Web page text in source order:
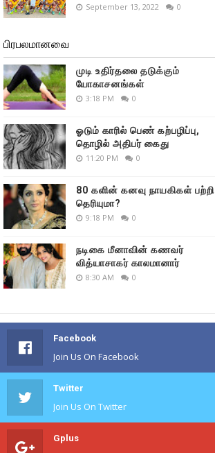
September 13, 2022 0
பிரபலமானவை
முடி உதிர்தலை தடுக்கும்
யோகாசனங்கள்
3:18 PM 0
ஓடும் காரில் பெண் கற்பழிப்பு,
தொழில் அதிபர் கைது
11:20 PM 0
80 களின் கனவு நாயகிகள் பற்றி
தெரியுமா?
9:18 PM 0
நடிகை மீனாவின் கணவர்
வித்யாசாகர் காலமானார்
8:30 AM 0
Facebook
Join Us On Facebook
Twitter
Join Us On Twitter
Gplus